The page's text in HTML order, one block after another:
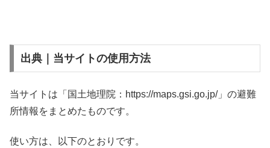
出典｜当サイトの使用方法
当サイトは「国土地理院：https://maps.gsi.go.jp/」の避難
所情報をまとめたものです。
使い方は、以下のとおりです。